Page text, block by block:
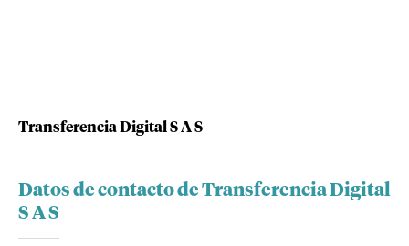
Transferencia Digital S A S
Datos de contacto de Transferencia Digital
S A S